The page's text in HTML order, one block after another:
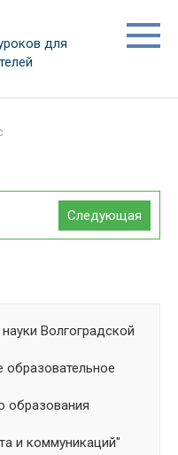
для
Следующая
Волгоградской
образовательное
образования
и коммуникаций"